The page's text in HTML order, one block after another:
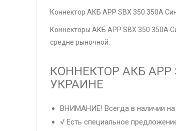
Коннектор АКБ APP SBX 350 350А
Коннекторы АКБ APP SBX 350 350А
средне рыночной.
КОННЕКТОР АКБ APP
УКРАИНЕ
ВНИМАНИЕ! Всегда в наличии на
√ Есть специальное